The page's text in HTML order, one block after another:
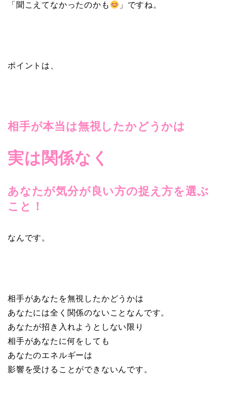
「聞こえてなかったのかも 」ですね。
ポイントは、
相手が本当は無視したかどうかは
実は関係なく
あなたが気分が良い方の捉え方を選ぶ
こと！
なんです。
相手があなたを無視したかどうかは
あなたには全く関係のないことなんです。
あなたが招き入れようとしない限り
相手があなたに何をしても
あなたのエネルギーは
影響を受けることができないんです。